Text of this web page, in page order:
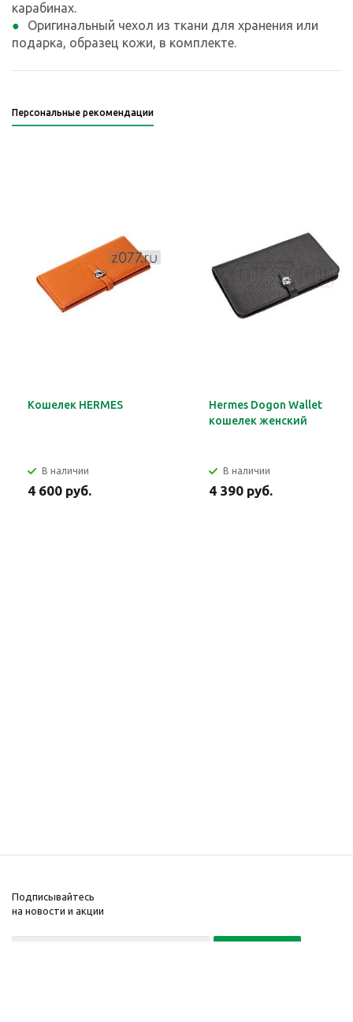
карабинах.
Оригинальный чехол из ткани для хранения или
подарка, образец кожи, в комплекте.
Персональные рекомендации
Кошелек HERMES
В наличии
4 600 руб.
Hermes Dogon Wallet
кошелек женский
В наличии
4 390 руб.
Подписывайтесь
на новости и акции